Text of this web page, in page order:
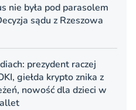
nie była pod parasolem
sądu z Rzeszowa
prezydent raczej
giełda krypto znika z
nowość dla dzieci w